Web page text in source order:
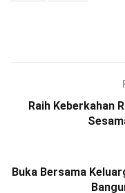
Raih Keberkahan
Buka Bersama